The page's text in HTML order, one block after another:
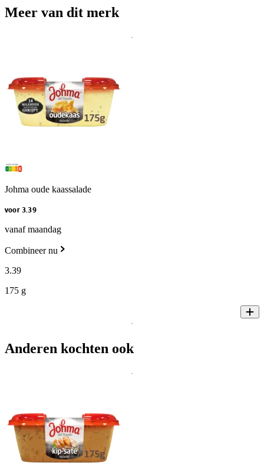
Meer van dit merk
Johma oude kaassalade
voor 3.39
vanaf maandag
Combineer nu
3.39
175 g
Anderen kochten ook